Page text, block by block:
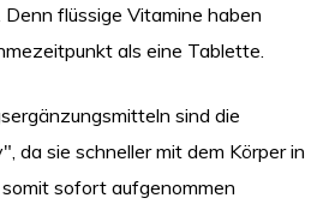
flüssige Vitamine haben
als eine Tablette.
sind die
da sie schneller mit dem Körper in
sofort aufgenommen